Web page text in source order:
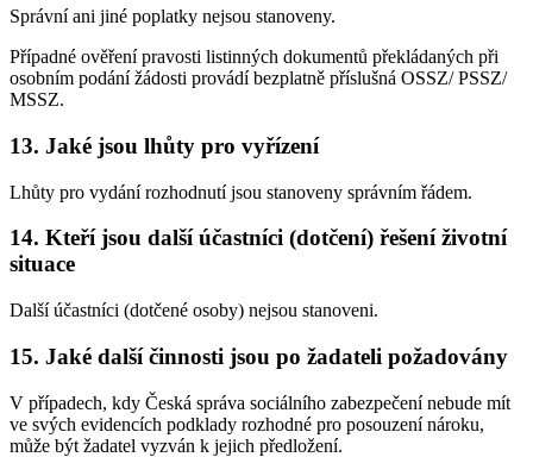
Správní ani jiné poplatky nejsou stanoveny.
Případné ověření pravosti listinných dokumentů překládaných při
osobním podání žádosti provádí bezplatně příslušná OSSZ/ PSSZ/
MSSZ.
13. Jaké jsou lhůty pro vyřízení
Lhůty pro vydání rozhodnutí jsou stanoveny správním řádem.
14. Kteří jsou další účastníci (dotčení) řešení životní
situace
Další účastníci (dotčené osoby) nejsou stanoveni.
15. Jaké další činnosti jsou po žadateli požadovány
V případech, kdy Česká správa sociálního zabezpečení nebude mít
ve svých evidencích podklady rozhodné pro posouzení nároku,
může být žadatel vyzván k jejich předložení.